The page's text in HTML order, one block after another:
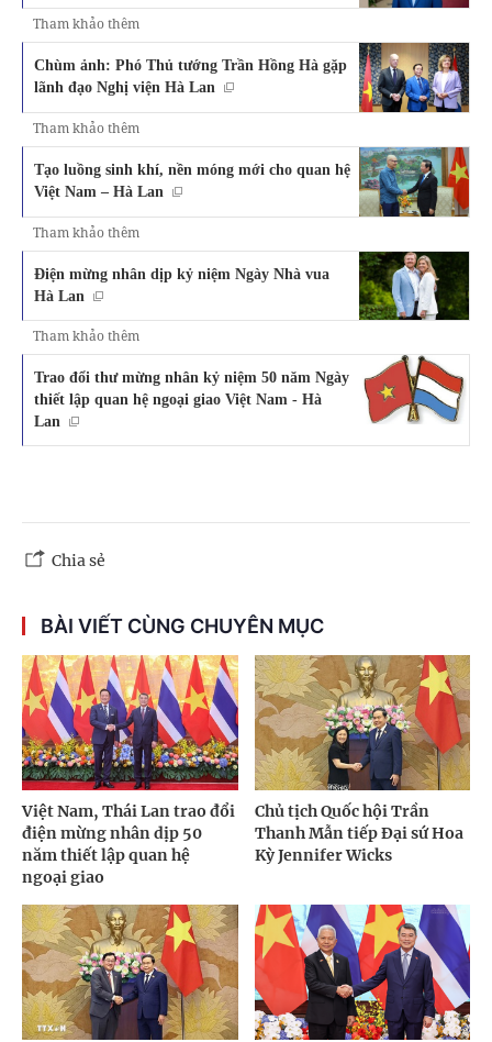
Tham khảo thêm
Chùm ảnh: Phó Thủ tướng Trần Hồng Hà gặp
lãnh đạo Nghị viện Hà Lan
Tham khảo thêm
Tạo luồng sinh khí, nền móng mới cho quan hệ
Việt Nam – Hà Lan
Tham khảo thêm
Điện mừng nhân dịp kỷ niệm Ngày Nhà vua
Hà Lan
Tham khảo thêm
Trao đổi thư mừng nhân kỷ niệm 50 năm Ngày
thiết lập quan hệ ngoại giao Việt Nam - Hà
Lan
Chia sẻ
BÀI VIẾT CÙNG CHUYÊN MỤC
Việt Nam, Thái Lan trao đổi
điện mừng nhân dịp 50
năm thiết lập quan hệ
ngoại giao
Chủ tịch Quốc hội Trần
Thanh Mẫn tiếp Đại sứ Hoa
Kỳ Jennifer Wicks